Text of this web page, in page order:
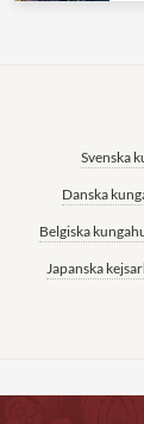
Svenska
Danska
Belgiska
Japanska